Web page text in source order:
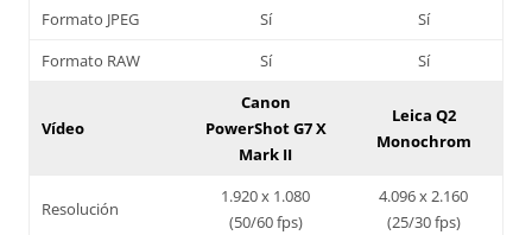
Formato JPEG Sí
Sí
Formato RAW
Sí Sí
Vídeo
Canon
PowerShot G7 X
Mark II
Leica Q2
Monochrom
Resolución
1.920 x 1.080
(50/60 fps)
4.096 x 2.160
(25/30 fps)